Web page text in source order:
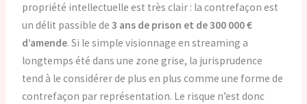
propriété intellectuelle est très clair : la contrefaçon est
un délit passible de3 ans de prison et de 300 000 €
d’amende. Si le simple visionnage en streaming a
longtemps été dans une zone grise, la jurisprudence
tend à le considérer de plus en plus comme une forme de
contrefaçon par représentation. Le risque n’est donc